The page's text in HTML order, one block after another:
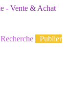
Recherche
Publier